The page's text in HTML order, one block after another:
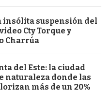
insólita suspensión del
Cty Torque y
Charrúa
del Este: la ciudad
naturaleza donde las
más de un 20%